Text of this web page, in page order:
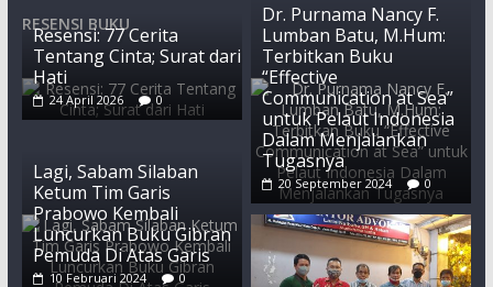
RESENSI BUKU
Resensi: 77 Cerita
Tentang Cinta; Surat dari
Hati
24 April 2026 0
Dr. Purnama Nancy F.
Lumban Batu, M.Hum:
Terbitkan Buku
“Effective
Communication at Sea”
untuk Pelaut Indonesia
Dalam Menjalankan
Tugasnya
20 September 2024 0
Lagi, Sabam Silaban
Ketum Tim Garis
Prabowo Kembali
Luncurkan Buku Gibran
Pemuda Di Atas Garis
10 Februari 2024 0